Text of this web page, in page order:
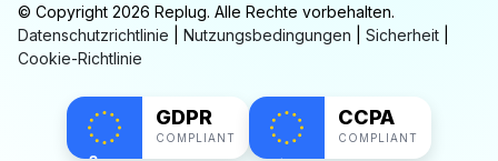
© Copyright 2026 Replug. Alle Rechte vorbehalten.
Datenschutzrichtlinie
Nutzungsbedingungen Sicherheit
Cookie-Richtlinie
GDPR
COMPLIANT
CCPA
COMPLIANT